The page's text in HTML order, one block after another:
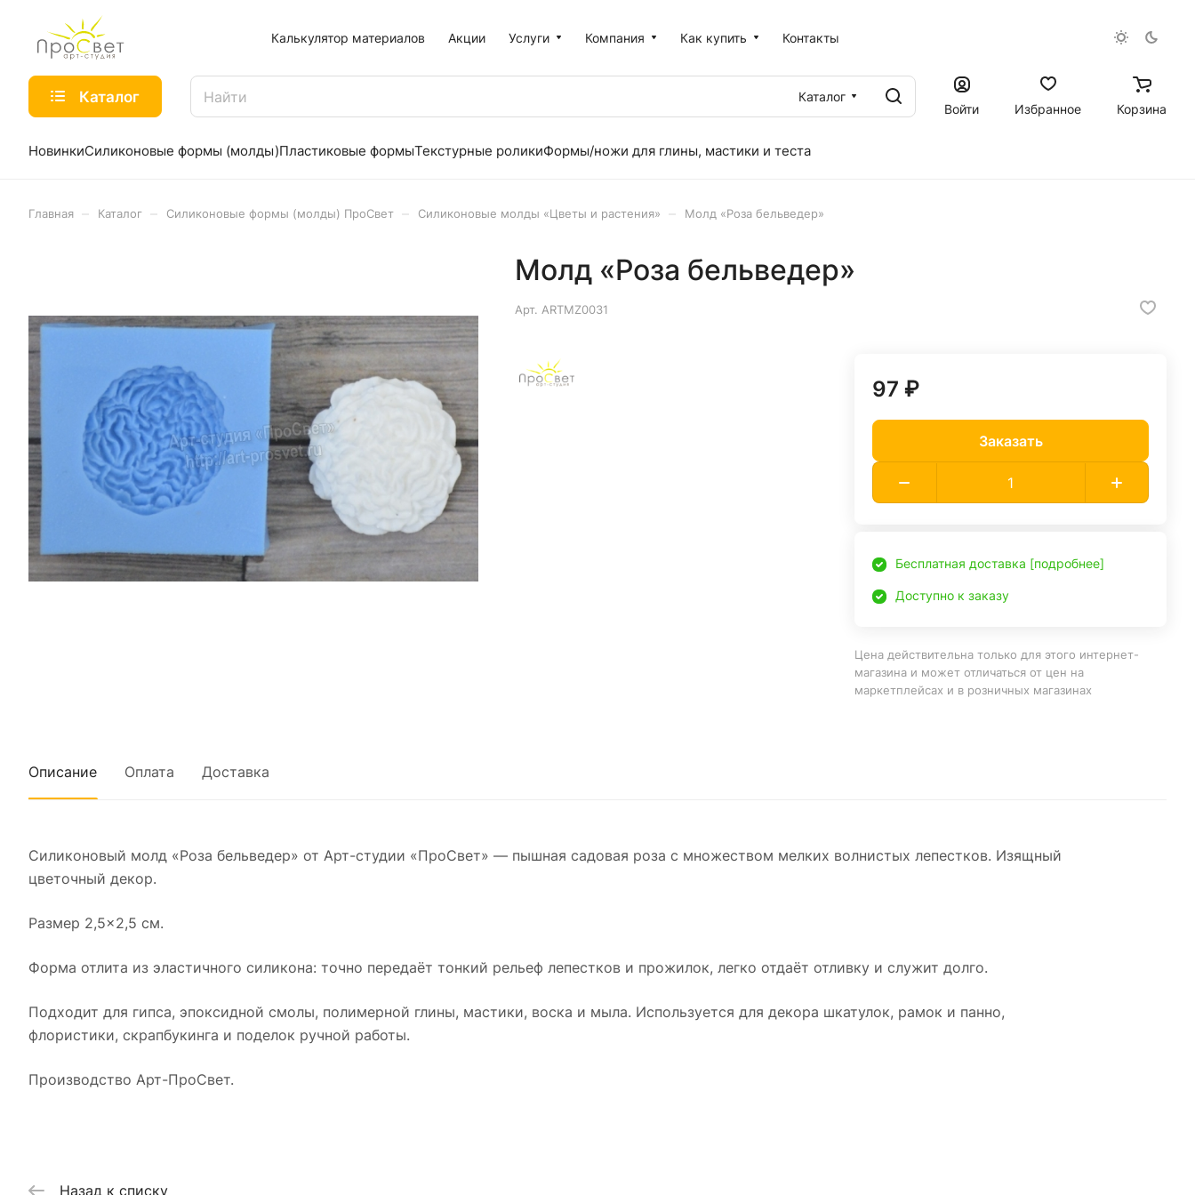
Калькулятор материалов Акции Услуги Компания Как купить Контакты
Каталог
Каталог
Войти
Избранное Корзина
НовинкиСиликоновые формы (молды)Пластиковые формыТекстурные роликиФормы/ножи для глины, мастики и теста
Главная Каталог Силиконовые формы (молды) ПроСвет Силиконовые молды «Цветы и растения» Молд «Роза бельведер»
Молд «Роза бельведер»
Арт. ARTMZ0031
97 ₽
Заказать
Бесплатная доставка [подробнее]
Доступно к заказу
Цена действительна только для этого интернет-
магазина и может отличаться от цен на
маркетплейсах и в розничных магазинах
Описание Оплата Доставка
Силиконовый молд «Роза бельведер» от Арт-студии «ПроСвет» — пышная садовая роза с множеством мелких волнистых лепестков. Изящный
цветочный декор.
Размер 2,5×2,5 см.
Форма отлита из эластичного силикона: точно передаёт тонкий рельеф лепестков и прожилок, легко отдаёт отливку и служит долго.
Подходит для гипса, эпоксидной смолы, полимерной глины, мастики, воска и мыла. Используется для декора шкатулок, рамок и панно,
флористики, скрапбукинга и поделок ручной работы.
Производство Арт-ПроСвет.
Назад к списку